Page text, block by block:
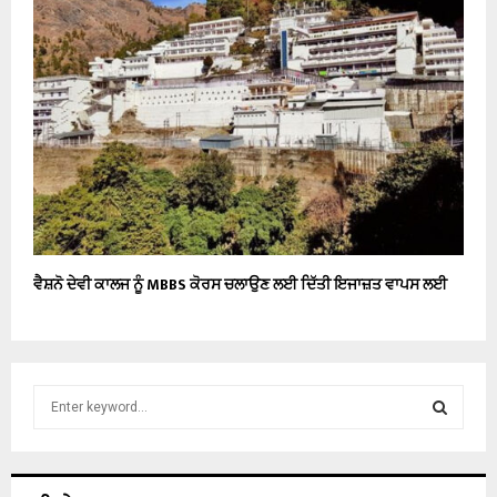
ਵੈਸ਼ਨੋ ਦੇਵੀ ਕਾਲਜ ਨੂੰ MBBS ਕੋਰਸ ਚਲਾਉਣ ਲਈ ਦਿੱਤੀ ਇਜਾਜ਼ਤ ਵਾਪਸ ਲਈ